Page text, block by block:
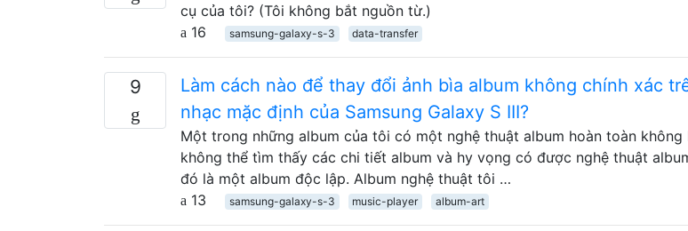
cụ của tôi? (Tôi không bắt nguồn từ.)
16
samsung-galaxy-s-3 data-transfer
9
Làm cách nào để thay đổi ảnh bìa album không chính xác
nhạc mặc định của Samsung Galaxy S III?
Một trong những album của tôi có một nghệ thuật album hoàn toàn không
không thể tìm thấy các chi tiết album và hy vọng có được nghệ thuật
đó là một album độc lập. Album nghệ thuật tôi …
13
samsung-galaxy-s-3 music-player album-art